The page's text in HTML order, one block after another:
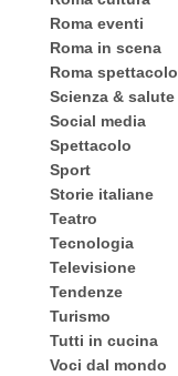
Roma eventi
Roma in scena
Roma spettacolo
Scienza & salute
Social media
Spettacolo
Sport
Storie italiane
Teatro
Tecnologia
Televisione
Tendenze
Turismo
Tutti in cucina
Voci dal mondo